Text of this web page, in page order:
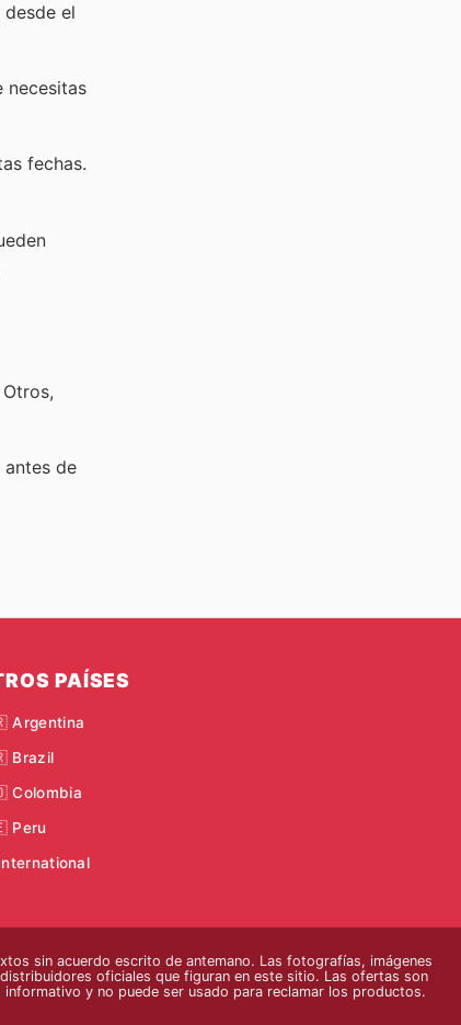
el
necesitas
fechas.
antes de
PAÍSES
Brazil
Peru
sin acuerdo escrito de antemano. Las fotografías, imágenes
oficiales que figuran en este sitio. Las ofertas son
y no puede ser usado para reclamar los productos.